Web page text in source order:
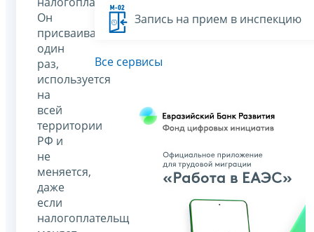
Он
присваивается
один
раз,
используется
на
всей
территории
РФ и
не
меняется,
даже
если
налогоплательщик
Запись на прием в инспекцию
Все сервисы